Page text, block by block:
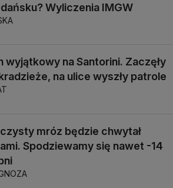
Wyliczenia IMGW
wyjątkowy na Santorini. Zaczęły
na ulice wyszły patrole
mróz będzie chwytał
Spodziewamy się nawet -14